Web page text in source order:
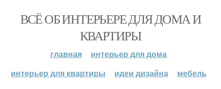
ВСЁ ОБ ИНТЕРЬЕРЕ ДЛЯ ДОМА И
КВАРТИРЫ
главная
интерьер для дома
интерьер для квартиры
идеи дизайна мебель